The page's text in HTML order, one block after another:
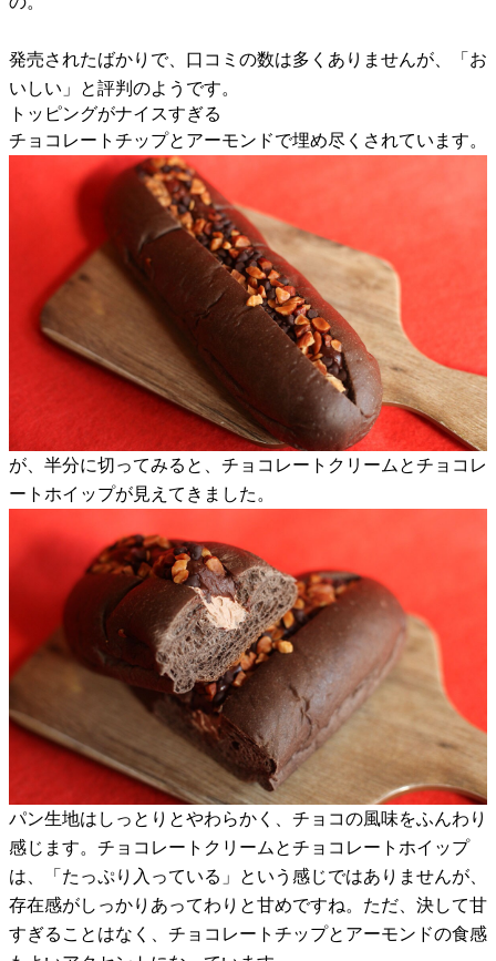
発売されたばかりで、口コミの数は多くありませんが、「お
いしい」と評判のようです。
トッピングがナイスすぎる
チョコレートチップとアーモンドで埋め尽くされています。
が、半分に切ってみると、チョコレートクリームとチョコレ
ートホイップが見えてきました。
パン生地はしっとりとやわらかく、チョコの風味をふんわり
感じます。チョコレートクリームとチョコレートホイップ
は、「たっぷり入っている」という感じではありませんが、
存在感がしっかりあってわりと甘めですね。ただ、決して甘
すぎることはなく、チョコレートチップとアーモンドの食感